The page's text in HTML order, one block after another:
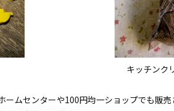
キッチンク
ームセンターや100円均一ショップでも販